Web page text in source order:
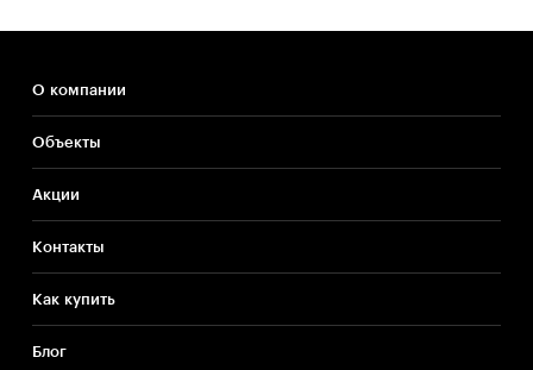
О компании
Объекты
Акции
Контакты
Как купить
Блог